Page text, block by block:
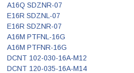
A16Q SDZNR-07
E16R SDZNL-07
E16R SDZNR-07
A16M PTFNL-16G
A16M PTFNR-16G
DCNT 102-030-16A-M12
DCNT 120-035-16A-M14